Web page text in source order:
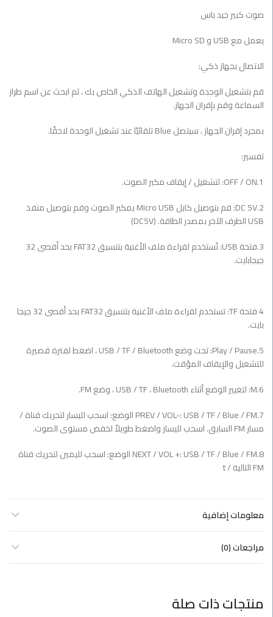
صوت كبير جيد باس
يعمل مع USB و Micro SD
الاتصال بجهاز ذكي:
قم بتشغيل الوحدة وتشغيل الهاتف الذكي الخاص بك ، ثم ابحث عن اسم طراز
السماعة وقم بإقران الجهاز.
بمجرد إقران الجهاز ، سيتصل Blue تلقائيًا عند تشغيل الوحدة لاحقًا.
تفسير:
1.OFF / ON: لتشغيل / إيقاف مكبر الصوت.
2.DC 5V: قم بتوصيل كابل Micro USB بمكبر الصوت وقم بتوصيل منفذ
USB الطرف الآخر بمصدر الطاقة. (DC5V)
3.فتحة USB: تُستخدم لقراءة ملف الأغنية بتنسيق FAT32 بحد أقصى 32
جيجابايت.
4 فتحة TF: تستخدم لقراءة ملف الأغنية بتنسيق FAT32 بحد أقصى 32 جيجا
بايت.
5.Play / Pause: تحت وضع USB / TF / Bluetooth ، اضغط لفترة قصيرة
للتشغيل والإيقاف المؤقت.
6.M: لتغيير الوضع أثناء USB / TF ، Bluetooth ، وضع FM.
7.PREV / VOL-: USB / TF / Blue / FM الوضع: اسحب لليسار لتحريك قناة /
مسار FM السابق. اسحب لليسار واضغط طويلاً لخفض مستوى الصوت.
8.NEXT / VOL +: USB / TF / Blue / FM الوضع: اسحب لليمين لتحريك قناة
FM التالية / t
معلومات إضافية
مراجعات (0)
منتجات ذات صلة